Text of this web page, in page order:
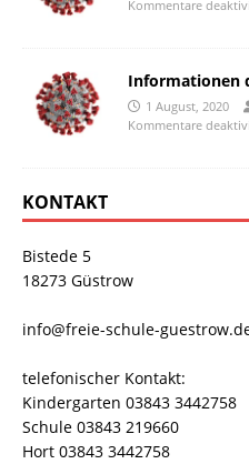
Kommentare
Informationen
1 August, 2020
Kommentare
KONTAKT
Bistede 5
18273 Güstrow
info@freie-schule-
telefonischer Kontakt:
Kindergarten 03843 3442758
Schule 03843 219660
Hort 03843 3442758